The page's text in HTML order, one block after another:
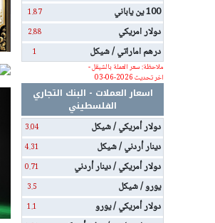
100 ين ياباني 1.87
دولار امريكي 2.88
درهم اماراتي / شيكل
1
ملاحظة: سعر العملة بالشيقل -
اخر تحديث 2026-06-03
اسعار العملات - البنك التجاري
الفلسطيني
دولار أمريكي / شيكل
3.04
دينار أردني / شيكل 4.31
دولار أمريكي / دينار أردني 0.71
يورو / شيكل 3.5
دولار أمريكي / يورو 1.1